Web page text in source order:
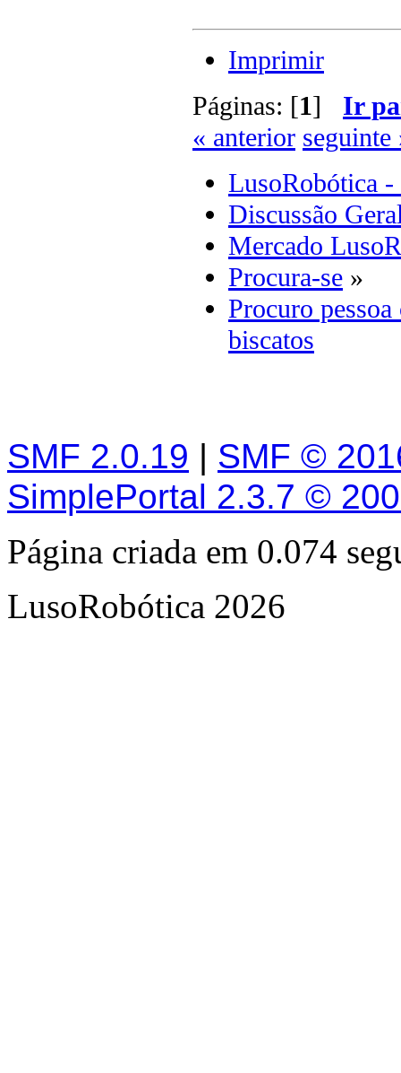
Imprimir
Páginas: [1] Ir
« anterior seguinte
LusoRobótica -
Discussão
Mercado
Procura-se »
Procuro
biscatos
SMF 2.0.19 | SMF ©
SimplePortal 2.3.7 ©
Página criada em 0.074
LusoRobótica 2026